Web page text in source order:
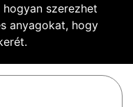
hogyan szerezhet
anyagokat, hogy